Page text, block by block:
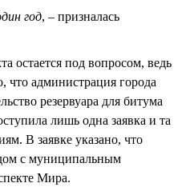
год, – призналась
остается под вопросом, ведь
что администрация города
резервуара для битума
лишь одна заявка и та
В заявке указано, что
с муниципальным
Мира.